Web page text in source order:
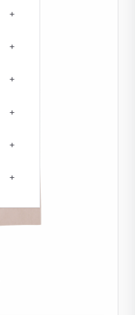
+
+
+
+
+
+